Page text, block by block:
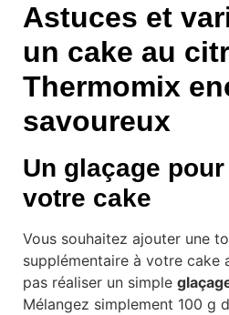
Astuces et
un cake au
Thermomix
savoureux
Un glaçage
votre cake
Vous souhaitez ajouter une
supplémentaire à votre cake
pas réaliser un simple
Mélangez simplement 100 g